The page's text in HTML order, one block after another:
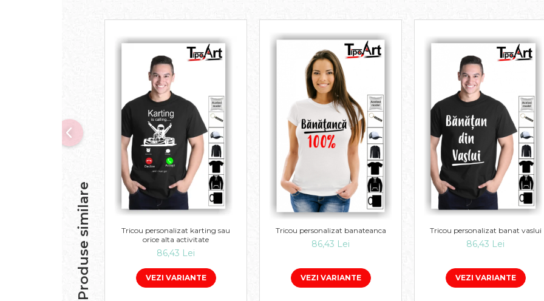
Produse similare
Tricou personalizat karting sau
orice alta activitate
86,43 Lei
VEZI VARIANTE
Tricou personalizat banateanca
86,43 Lei
VEZI VARIANTE
Tricou personalizat banat vaslui
86,43 Lei
VEZI VARIANTE